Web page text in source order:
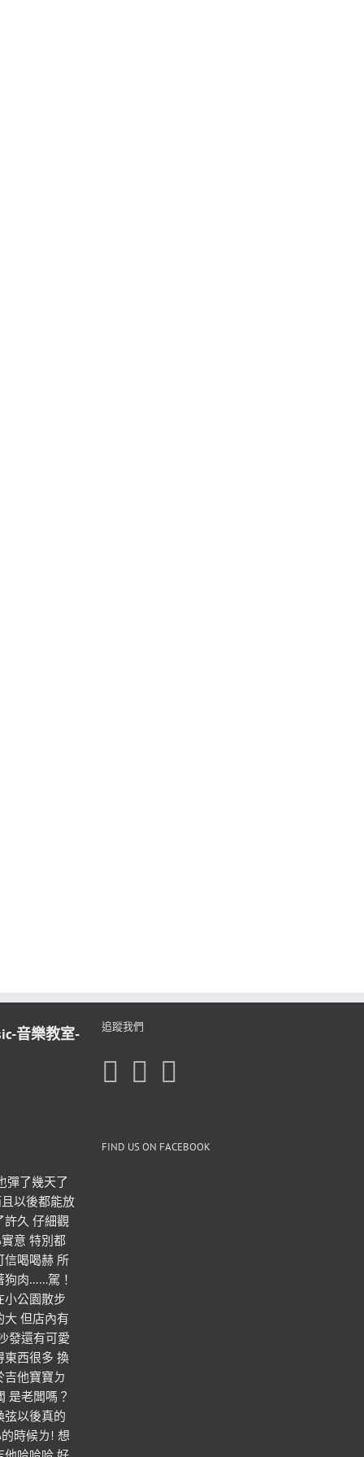
音樂教室-
彈了幾天了
以後都能放
許久 仔細觀
意 特別都
信喝喝赫 所
狗肉……駕！
小公園散步
大 但店內有
發還有可愛
東西很多 換
吉他寶寶ㄉ
是老闆嗎？
弦以後真的
時候ㄌ! 想
追蹤我們
FIND US ON FACEBOOK